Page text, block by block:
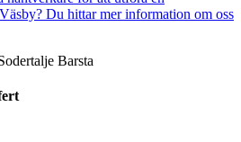
Du hittar mer information om oss